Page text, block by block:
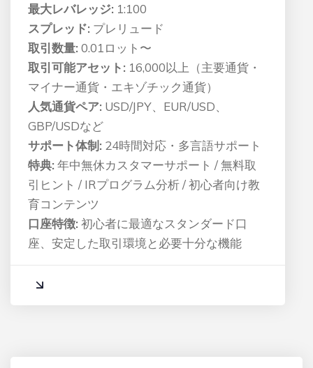
最大レバレッジ: 1:100
スプレッド: プレリュード
取引数量: 0.01ロット〜
取引可能アセット: 16,000以上（主要通貨・
マイナー通貨・エキゾチック通貨）
人気通貨ペア: USD/JPY、EUR/USD、
GBP/USDなど
サポート体制: 24時間対応・多言語サポート
特典: 年中無休カスタマーサポート / 無料取
引ヒント / IRプログラム分析 / 初心者向け教
育コンテンツ
口座特徴: 初心者に最適なスタンダード口
座、安定した取引環境と必要十分な機能